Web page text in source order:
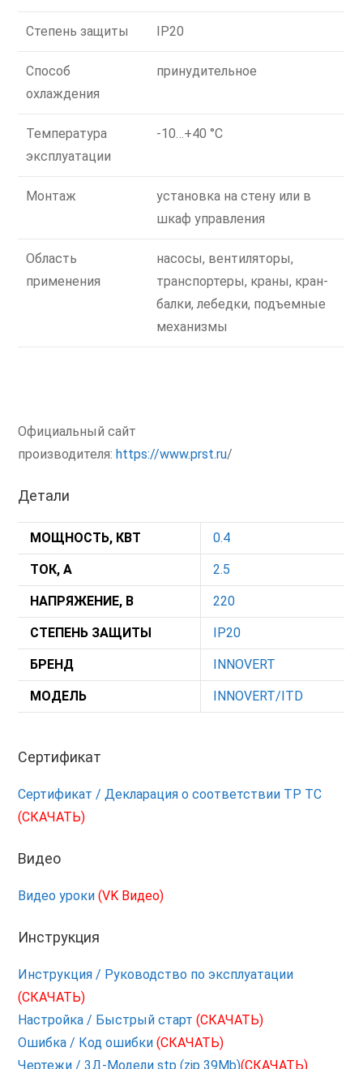
Степень защиты IP20
Способ
охлаждения
принудительное
Температура
эксплуатации
-10…+40 °C
Монтаж
установка на стену или в
шкаф управления
Область
применения
насосы, вентиляторы,
транспортеры, краны, кран-
балки, лебедки, подъемные
механизмы
Официальный сайт
производителя:https://www.prst.ru/
Детали
МОЩНОСТЬ, КВТ 0.4
ТОК, А 2.5
НАПРЯЖЕНИЕ, В 220
СТЕПЕНЬ ЗАЩИТЫ IP20
БРЕНД INNOVERT
МОДЕЛЬ INNOVERT/ITD
Сертификат
Сертификат / Декларация о соответствии ТР ТС
(СКАЧАТЬ)
Видео
Видео уроки(VK Видео)
Инструкция
Инструкция / Руководство по эксплуатации
(СКАЧАТЬ)
Настройка / Быстрый старт(СКАЧАТЬ)
Ошибка / Код ошибки(СКАЧАТЬ)
Чертежи / 3Д-Модели stp (zip 39Mb)(СКАЧАТЬ)